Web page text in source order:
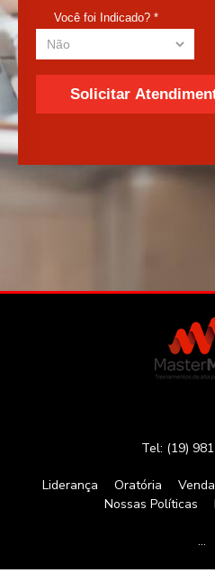
Tel: (19)
Liderança Oratória
Nossas Políticas
…